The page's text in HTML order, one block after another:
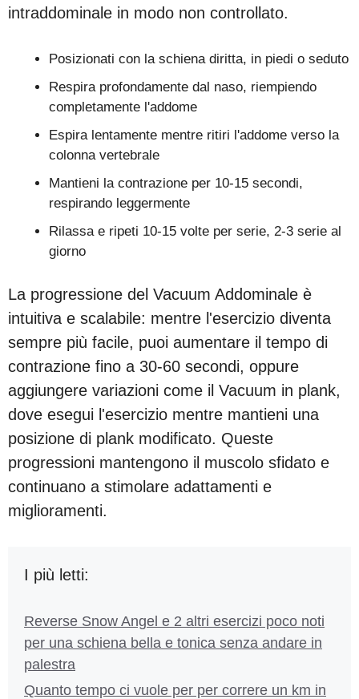
intraddominale in modo non controllato.
Posizionati con la schiena diritta, in piedi o seduto
Respira profondamente dal naso, riempiendo
completamente l'addome
Espira lentamente mentre ritiri l'addome verso la
colonna vertebrale
Mantieni la contrazione per 10-15 secondi,
respirando leggermente
Rilassa e ripeti 10-15 volte per serie, 2-3 serie al
giorno
La progressione del Vacuum Addominale è
intuitiva e scalabile: mentre l'esercizio diventa
sempre più facile, puoi aumentare il tempo di
contrazione fino a 30-60 secondi, oppure
aggiungere variazioni come il Vacuum in plank,
dove esegui l'esercizio mentre mantieni una
posizione di plank modificato. Queste
progressioni mantengono il muscolo sfidato e
continuano a stimolare adattamenti e
miglioramenti.
I più letti:
Reverse Snow Angel e 2 altri esercizi poco noti
per una schiena bella e tonica senza andare in
palestra
Quanto tempo ci vuole per per correre un km in